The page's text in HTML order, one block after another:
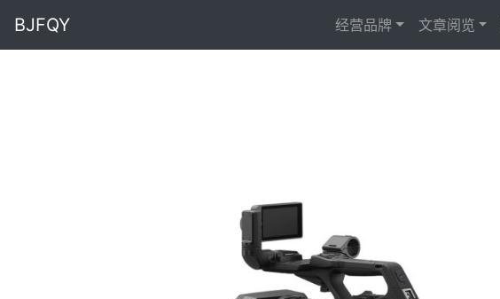
BJFQY 经营品牌 文章阅览